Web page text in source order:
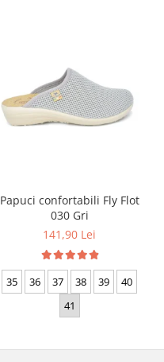
Papuci confortabili Fly Flot
030 Gri
141,90 Lei
35 36 37 38 39
40
41